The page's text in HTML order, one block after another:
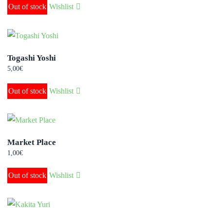
Out of stock Wishlist
Togashi Yoshi
5,00€
Out of stock Wishlist
Market Place
1,00€
Out of stock Wishlist